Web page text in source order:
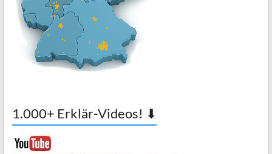
1.000+ Erklär-Videos! ⬇